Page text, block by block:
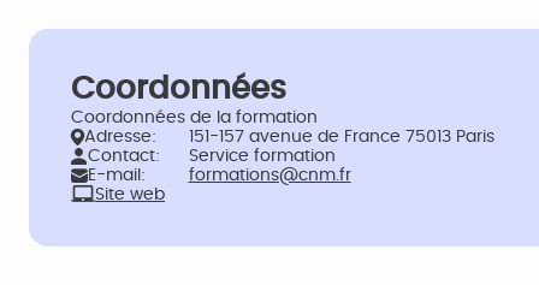
Coordonnées
Coordonnées de la formation
Adresse:
151-157 avenue de France 75013 Paris
Contact:
Service formation
E-mail:
formations@cnm.fr
Site web